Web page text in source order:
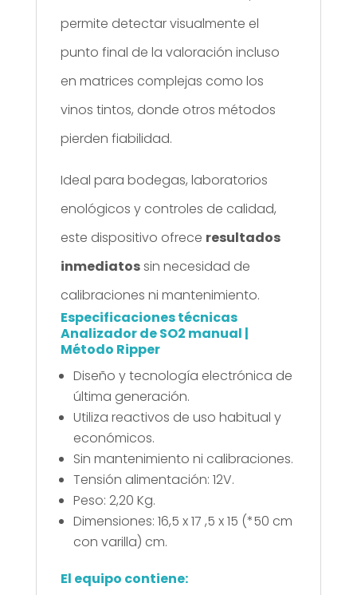
permite detectar visualmente el
punto final de la valoración incluso
en matrices complejas como los
vinos tintos, donde otros métodos
pierden fiabilidad.
Ideal para bodegas, laboratorios
enológicos y controles de calidad,
este dispositivo ofrece resultados
inmediatossin necesidad de
calibraciones ni mantenimiento.
Especificaciones técnicas
Analizador de SO2 manual |
Método Ripper
Diseño y tecnología electrónica de
última generación.
Utiliza reactivos de uso habitual y
económicos.
Sin mantenimiento ni calibraciones.
Tensión alimentación: 12V.
Peso: 2,20 Kg.
Dimensiones: 16,5 x 17 ,5 x 15 (*50 cm
con varilla) cm.
El equipo contiene: